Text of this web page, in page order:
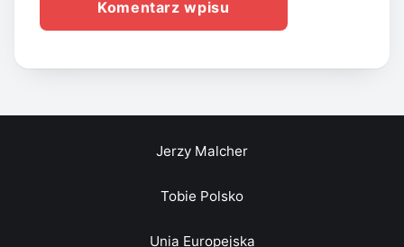
Jerzy Malcher
Tobie Polsko
Unia Europejska